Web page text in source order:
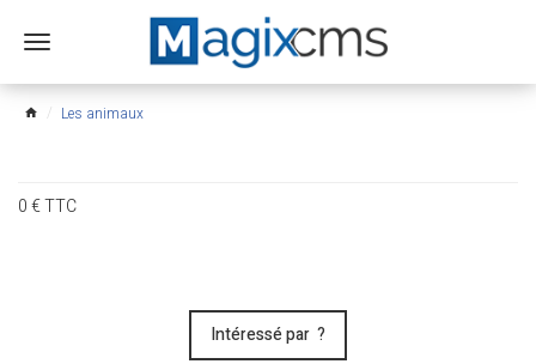
Ouvrir
menu
home Les animaux
0€TTC
Intéressé par ?